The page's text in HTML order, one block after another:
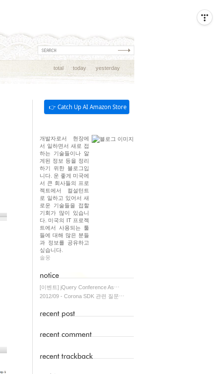
total today yesterday
👉 Catch Up AI Amazon Store
개발자로서 현장에
서 일하면서 새로 접
하는 기술들이나 알
게된 정보 등을 정리
하기 위한 블로그입
니다. 운 좋게 미국에
서 큰 회사들의 프로
젝트에서 컬설턴트
로 일하고 있어서 새
로운 기술들을 접할
기회가 많이 있습니
다. 미국의 IT 프로젝
트에서 사용되는 툴
들에 대해 많은 분들
과 정보를 공유하고
싶습니다.
솔웅
[이벤트] jQuery Conference As⋯
2012/09 - Corona SDK 관련 질문⋯